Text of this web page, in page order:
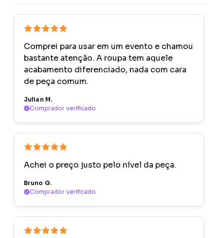
Comprei para usar em um evento e chamou
bastante atenção. A roupa tem aquele
acabamento diferenciado, nada com cara
de peça comum.
Julian M.
Comprador verificado
Achei o preço justo pelo nível da peça.
Bruno G.
Comprador verificado